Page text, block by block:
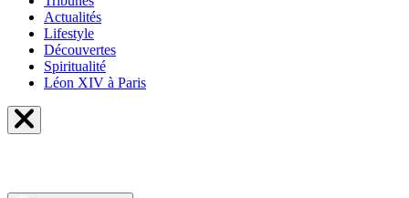
Actualités
Lifestyle
Découvertes
Spiritualité
Léon XIV à Paris